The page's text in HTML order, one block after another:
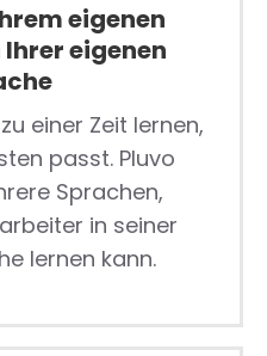
eigenen
eigenen
einer Zeit lernen,
passt. Pluvo
Sprachen,
in seiner
lernen kann.